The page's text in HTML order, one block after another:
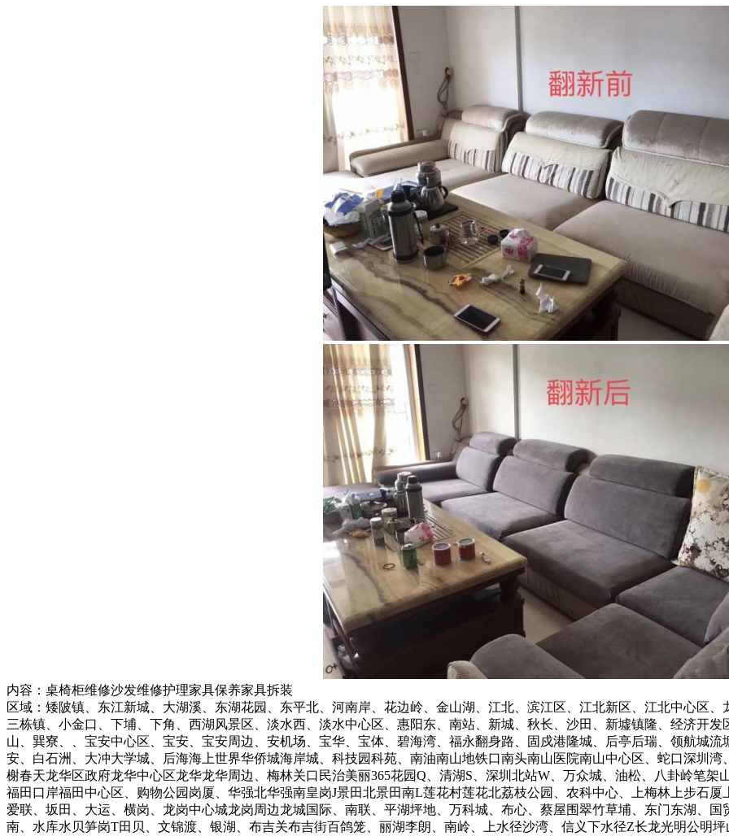
内容：桌椅柜维修沙发维修护理家具保养家具拆装
区域：矮陂镇、东江新城、大湖溪、东湖花园、东平北、河南岸、花边岭、金山湖、江北、滨江区、江北新区、江北中心区
三栋镇、小金口、下埔、下角、西湖风景区、淡水西、淡水中心区、惠阳东、南站、新城、秋长、沙田、新墟镇隆、经济开
山、巽寮、、宝安中心区、宝安、宝安周边、安机场、宝华、宝体、碧海湾、福永翻身路、固戍港隆城、后亭后瑞、领航城
安、白石洲、大冲大学城、后海海上世界华侨城海岸城、科技园科苑、南油南山地铁口南头南山医院南山中心区、蛇口深圳
榭春天龙华区政府龙华中心区龙华龙华周边、梅林关口民治美丽365花园Q、清湖S、深圳北站W、万众城、油松、八卦岭笔
福田口岸福田中心区、购物公园岗厦、华强北华强南皇岗J景田北景田南L莲花村莲花北荔枝公园、农科中心、上梅林上步石
爱联、坂田、大运、横岗、龙岗中心城龙岗周边龙城国际、南联、平湖坪地、万科城、布心、蔡屋围翠竹草埔、东门东湖、
南、水库水贝笋岗T田贝、文锦渡、银湖、布吉关布吉街百鸽笼、丽湖李朗、南岭、上水径沙湾、信义下水径Z长龙光明公明